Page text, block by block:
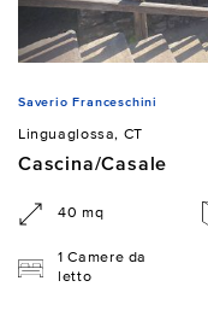
Saverio Franceschini
Linguaglossa, CT
Cascina/Casale
40 mq
1 Camere da
letto